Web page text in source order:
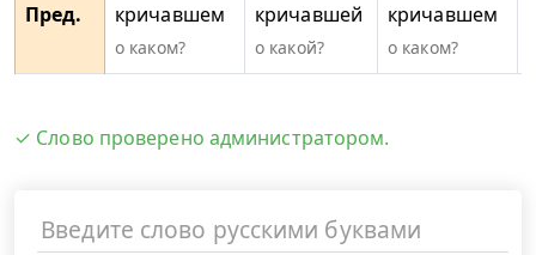
Пред. кричавшем
о каком?
кричавшей
о какой?
кричавшем
о каком?
✓ Слово проверено администратором.